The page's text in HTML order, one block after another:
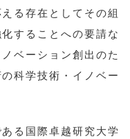
る存在としてその組
することへの要請な
ベーション創出のた
科学技術・イノベー
る国際卓越研究大学